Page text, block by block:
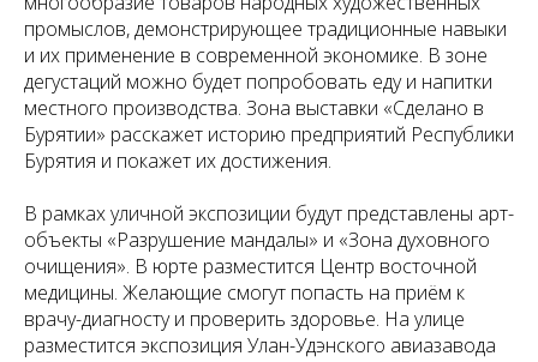
промыслов, демонстрирующее традиционные навыки
и их применение в современной экономике. В зоне
дегустаций можно будет попробовать еду и напитки
местного производства. Зона выставки «Сделано в
Бурятии» расскажет историю предприятий Республики
Бурятия и покажет их достижения.
В рамках уличной экспозиции будут представлены арт-
объекты «Разрушение мандалы» и «Зона духовного
очищения». В юрте разместится Центр восточной
медицины. Желающие смогут попасть на приём к
врачу-диагносту и проверить здоровье. На улице
разместится экспозиция Улан-Удэнского авиазавода